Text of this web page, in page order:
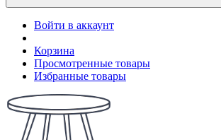
Войти в аккаунт
Корзина
Просмотренные товары
Избранные товары